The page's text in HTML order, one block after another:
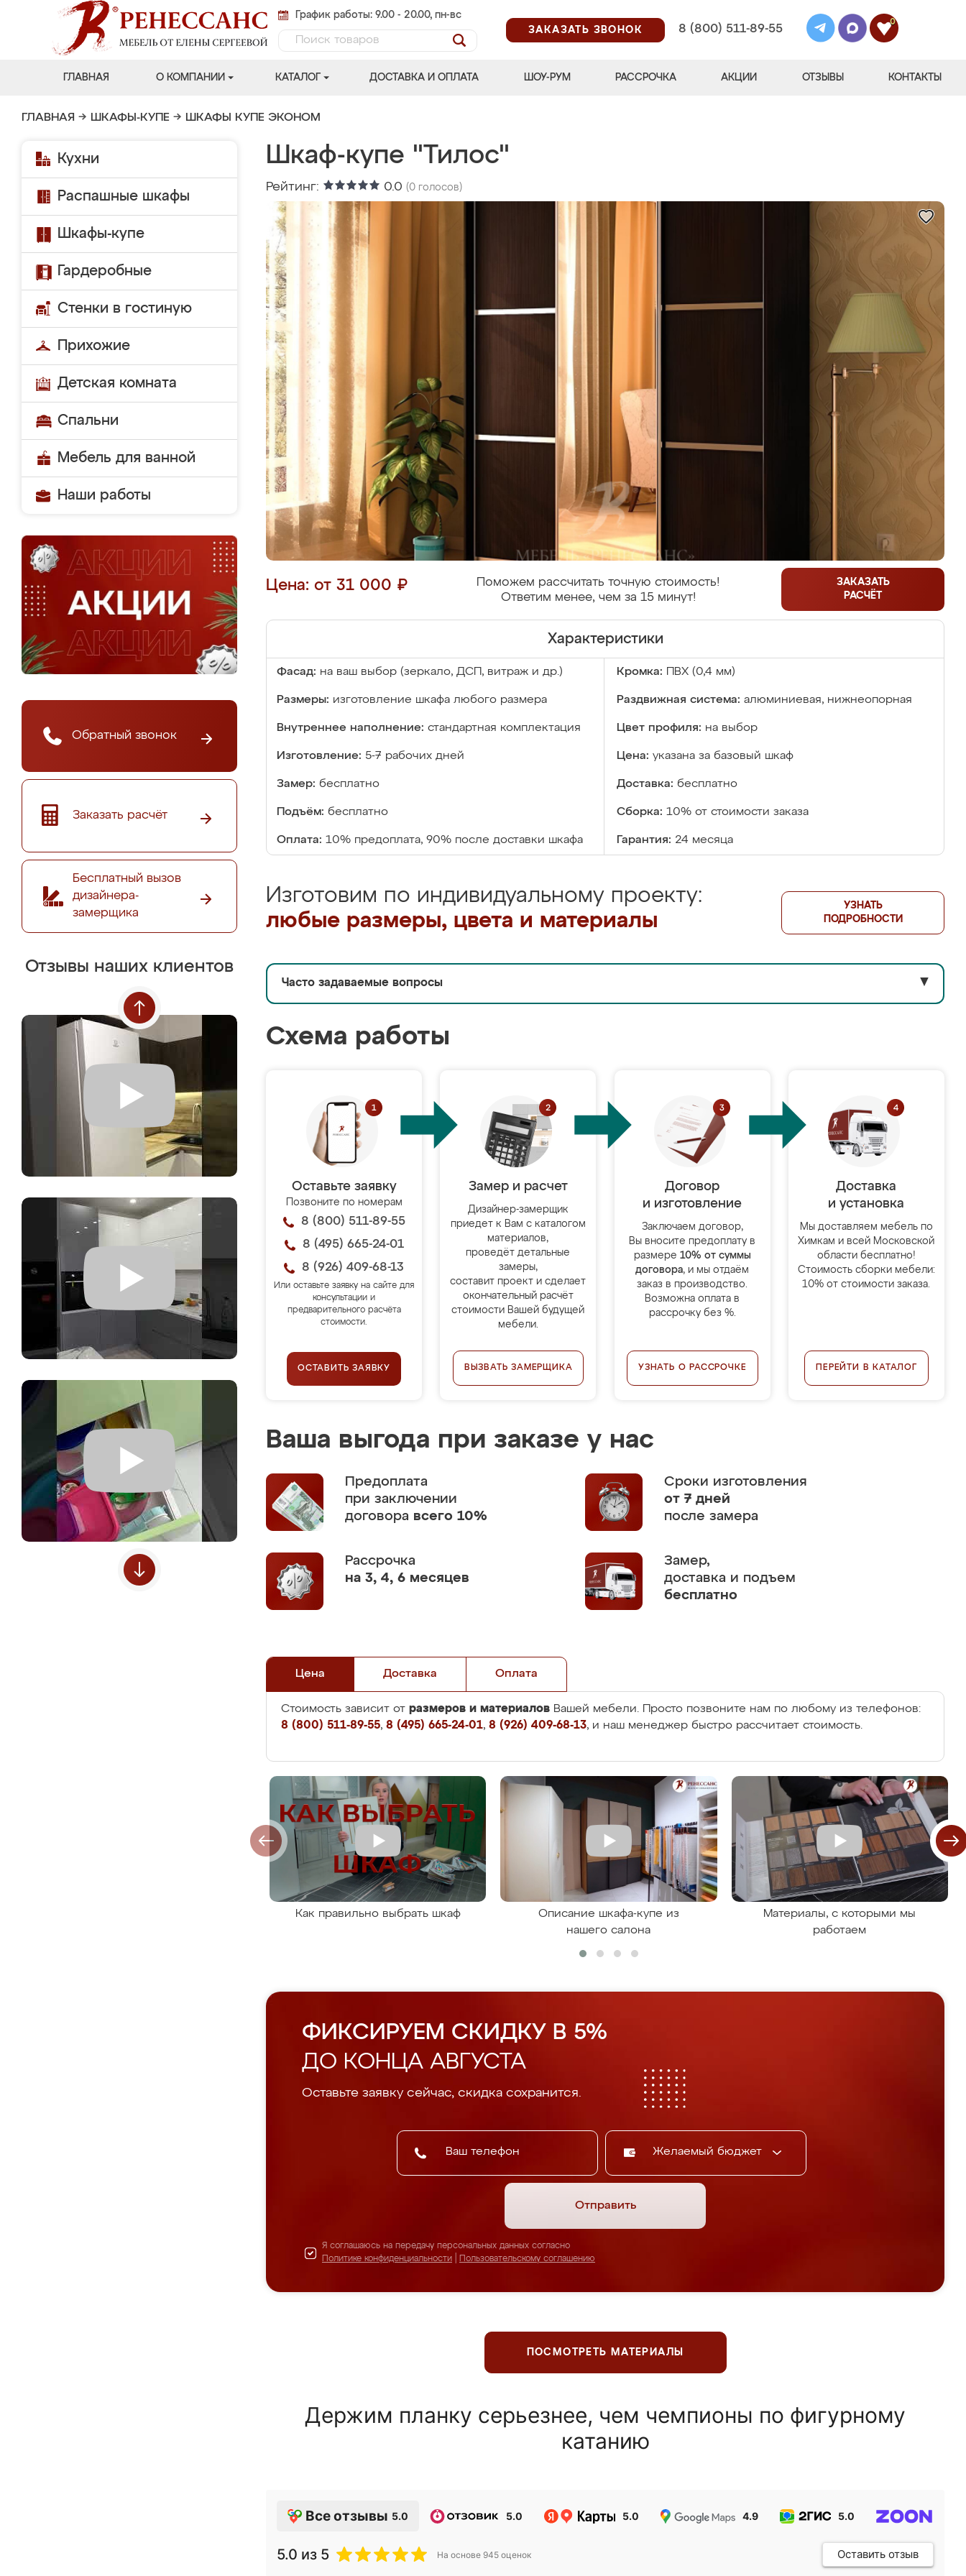
График работы: 9.00 - 20.00, пн-вс
ЗАКАЗАТЬ ЗВОНОК
8 (800) 511-89-55
0
ГЛАВНАЯ О КОМПАНИИ КАТАЛОГ ДОСТАВКА И ОПЛАТА ШОУ-РУМ РАССРОЧКА АКЦИИ ОТЗЫВЫ КОНТАКТЫ
ГЛАВНАЯ → ШКАФЫ-КУПЕ → ШКАФЫ КУПЕ ЭКОНОМ
Кухни
Распашные шкафы
Шкафы-купе
Гардеробные
Стенки в гостиную
Прихожие
Детская комната
Спальни
Мебель для ванной
Наши работы
Обратный звонок
Заказать расчёт
Бесплатный вызов
дизайнера-
замерщика
Отзывы наших клиентов
Шкаф-купе "Тилос"
Рейтинг: 0.0 (0 голосов)
Цена: от 31 000 ₽
Поможем рассчитать точную стоимость!
Ответим менее, чем за 15 минут!
ЗАКАЗАТЬ
РАСЧЁТ
Характеристики
Фасад: на ваш выбор (зеркало, ДСП, витраж и др.) Кромка: ПВХ (0,4 мм)
Размеры: изготовление шкафа любого размера Раздвижная система: алюминиевая, нижнеопорная
Внутреннее наполнение: стандартная комплектация Цвет профиля: на выбор
Изготовление: 5-7 рабочих дней Цена: указана за базовый шкаф
Замер: бесплатно Доставка: бесплатно
Подъём: бесплатно Сборка: 10% от стоимости заказа
Оплата: 10% предоплата, 90% после доставки шкафа Гарантия: 24 месяца
Изготовим по индивидуальному проекту:
любые размеры, цвета и материалы
УЗНАТЬ
ПОДРОБНОСТИ
Часто задаваемые вопросы ▼
Схема работы
Оставьте заявку
Позвоните по номерам
8 (800) 511-89-55
8 (495) 665-24-01
8 (926) 409-68-13
Или оставьте заявку на сайте для
консультации и
предварительного расчёта
стоимости.
ОСТАВИТЬ ЗАЯВКУ
Замер и расчет
Дизайнер-замерщик
приедет к Вам с каталогом
материалов,
проведёт детальные
замеры,
составит проект и сделает
окончательный расчёт
стоимости Вашей будущей
мебели.
ВЫЗВАТЬ ЗАМЕРЩИКА
Договор
и изготовление
Заключаем договор,
Вы вносите предоплату в
размере 10% от суммы
договора, и мы отдаём
заказ в производство.
Возможна оплата в
рассрочку без %.
УЗНАТЬ О РАССРОЧКЕ
Доставка
и установка
Мы доставляем мебель по
Химкам и всей Московской
области бесплатно!
Стоимость сборки мебели:
10% от стоимости заказа.
ПЕРЕЙТИ В КАТАЛОГ
Ваша выгода при заказе у нас
Предоплата
при заключении
договора всего 10%
Сроки изготовления
от 7 дней
после замера
Рассрочка
на 3, 4, 6 месяцев
Замер,
доставка и подъем
бесплатно
Цена Доставка Оплата
Стоимость зависит от размеров и материалов Вашей мебели. Просто позвоните нам по любому из телефонов:
8 (800) 511-89-55, 8 (495) 665-24-01, 8 (926) 409-68-13, и наш менеджер быстро рассчитает стоимость.
Как правильно выбрать шкаф
Описание шкафа-купе из
нашего салона
Материалы, с которыми мы
работаем
ФИКСИРУЕМ СКИДКУ В 5%
ДО КОНЦА АВГУСТА
Оставьте заявку сейчас, скидка сохранится.
Желаемый бюджет
Отправить
Я соглашаюсь на передачу персональных данных согласно
Политике конфиденциальности
Пользовательскому соглашению
ПОСМОТРЕТЬ МАТЕРИАЛЫ
Держим планку серьезнее, чем чемпионы по фигурному
катанию
Все отзывы 5.0 5.0 5.0 4.9 5.0
5.0 из 5 На основе 945 оценок Оставить отзыв